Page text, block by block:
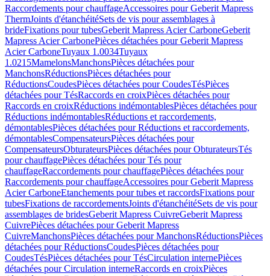
Raccordements pour chauffageAccessoires pour Geberit Mapress
ThermJoints d'étanchéitéSets de vis pour assemblages à
brideFixations pour tubesGeberit Mapress Acier CarboneGeberit
Mapress Acier CarbonePièces détachées pour Geberit Mapress
Acier CarboneTuyaux 1.0034Tuyaux
1.0215MamelonsManchonsPièces détachées pour
ManchonsRéductionsPièces détachées pour
RéductionsCoudesPièces détachées pour CoudesTésPièces
détachées pour TésRaccords en croixPièces détachées pour
Raccords en croixRéductions indémontablesPièces détachées pour
Réductions indémontablesRéductions et raccordements,
démontablesPièces détachées pour Réductions et raccordements,
démontablesCompensateursPièces détachées pour
CompensateursObturateursPièces détachées pour ObturateursTés
pour chauffagePièces détachées pour Tés pour
chauffageRaccordements pour chauffagePièces détachées pour
Raccordements pour chauffageAccessoires pour Geberit Mapress
Acier CarboneEtanchements pour tubes et raccordsFixations pour
tubesFixations de raccordementsJoints d'étanchéitéSets de vis pour
assemblages de bridesGeberit Mapress CuivreGeberit Mapress
CuivrePièces détachées pour Geberit Mapress
CuivreManchonsPièces détachées pour ManchonsRéductionsPièces
détachées pour RéductionsCoudesPièces détachées pour
CoudesTésPièces détachées pour TésCirculation internePièces
détachées pour Circulation interneRaccords en croixPièces